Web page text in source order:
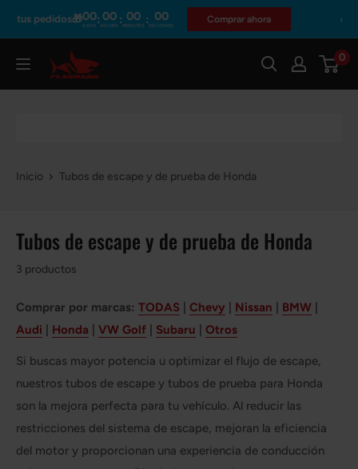
contenido
00
DAYS :00: 00
MINUTES : 00
SECONDS
Comprar ahora 🔥Prime Day
Flashark 0
Inicio Tubos de escape y de prueba de Honda
Tubos de escape y de prueba de Honda
3 productos
Comprar por marcas: TODAS Chevy Nissan BMW
Audi
Honda VW Golf Subaru Otros
Si buscas mayor potencia u optimizar el flujo de escape,
nuestros tubos de escape y tubos de prueba para Honda
son la mejora perfecta para tu vehículo. Al reducir las
restricciones del sistema de escape, mejoran la eficiencia
del motor y proporcionan una experiencia de conducción